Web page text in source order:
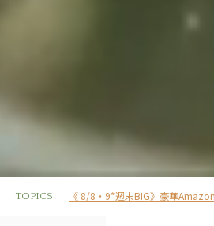
TOPICS 《 8/8・9*週末BIG》豪華